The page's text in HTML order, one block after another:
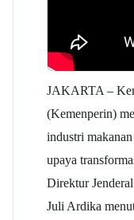
JAKARTA –
(Kemenperin)
industri
upaya
Direktur
Juli Ardika